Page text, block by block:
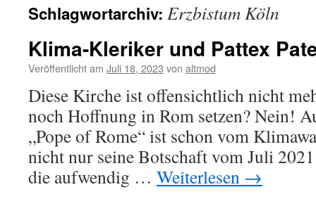
Schlagwortarchiv: Erzbistum Köln
Klima-Kleriker und Pattex
Veröffentlicht am Juli 18, 2023 von altmod
Diese Kirche ist offensichtlich nicht
noch Hoffnung in Rom setzen? Nein!
„Pope of Rome“ ist schon vom
nicht nur seine Botschaft vom Juli
die aufwendig … Weiterlesen →